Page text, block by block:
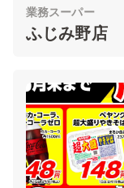
業務スーパー
ふじみ野店